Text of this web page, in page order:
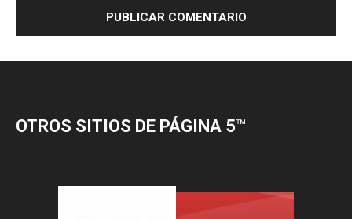
OTROS SITIOS DE PÁGINA 5™